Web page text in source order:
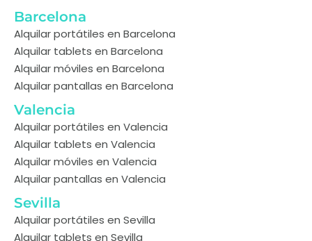
Barcelona
Alquilar portátiles en Barcelona
Alquilar tablets en Barcelona
Alquilar móviles en Barcelona
Alquilar pantallas en Barcelona
Valencia
Alquilar portátiles en Valencia
Alquilar tablets en Valencia
Alquilar móviles en Valencia
Alquilar pantallas en Valencia
Sevilla
Alquilar portátiles en Sevilla
Alquilar tablets en Sevilla